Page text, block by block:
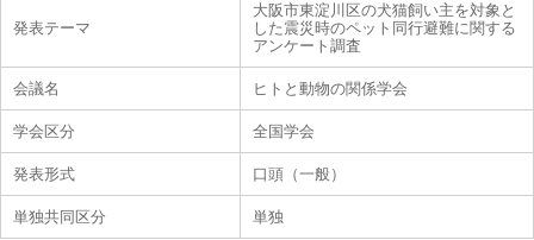
発表テーマ
大阪市東淀川区の犬猫飼い主を対象と
した震災時のペット同行避難に関する
アンケート調査
会議名 ヒトと動物の関係学会
学会区分 全国学会
発表形式 口頭（一般）
単独共同区分 単独